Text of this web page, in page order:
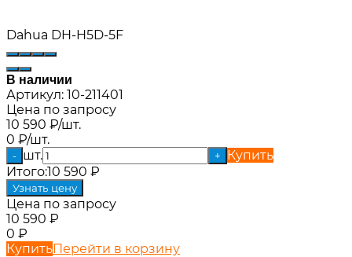
Dahua DH-H5D-5F
В наличии
Артикул: 10-211401
Цена по запросу
10 590 ₽/шт.
0 ₽/шт.
- шт. +
Купить
Итого:10 590 ₽
Узнать цену
Цена по запросу
10 590 ₽
0 ₽
КупитьПерейти в корзину